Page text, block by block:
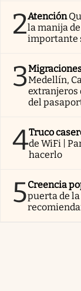
2Atención
la manija
importante
3Medellín,
extranjeros
del
4Truco
de WiFi |
hacerlo
5Creencia
puerta de la